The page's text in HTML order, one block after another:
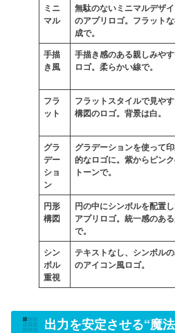
ミニ
マル
無駄のないミニマルデザ
のアプリロゴ。フラット
成で。
手描
き風
手描き感のある親しみや
ロゴ。柔らかい線で。
フラ
ット
フラットスタイルで見や
構図のロゴ。背景は白。
グラ
デー
ショ
ン
グラデーションを使って
的なロゴに。紫からピン
トーンで。
円形
構図
円の中にシンボルを配置
アプリロゴ。統一感のあ
で。
シン
ボル
重視
テキストなし、シンボル
のアイコン風ロゴ。
出力を安定させる“魔